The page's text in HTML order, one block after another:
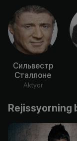
Сильвестр
Сталлоне
Aktyor
Rejissyorning